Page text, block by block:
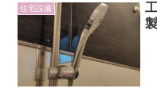
住宅設備